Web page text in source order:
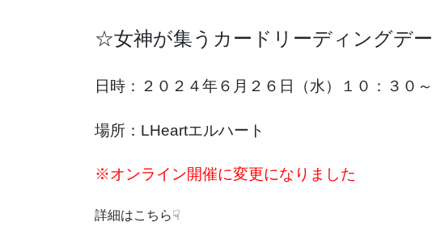
☆女神が集うカードリーディングデー
日時：２０２４年６月２６日（水）１０：３０
場所：LHeartエルハート
※オンライン開催に変更になりました
詳細はこちら☟